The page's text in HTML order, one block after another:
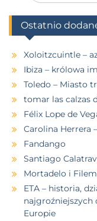
Ostatnio
Xoloitzcuintle –
Ibiza – królowa
Toledo – Miasto
tomar las calzas
Félix Lope de
Carolina Herrera
Fandango
Santiago
Mortadelo i
ETA – historia,
Europie